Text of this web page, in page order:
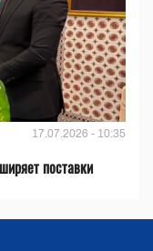
17.07.2026 - 10:35
поставки